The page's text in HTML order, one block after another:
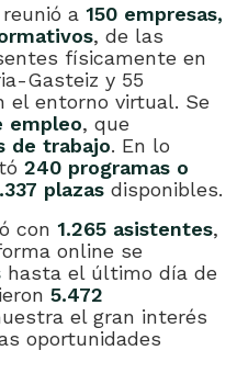
a 150 empresas,
, de las
físicamente en
Gasteiz y 55
el entorno virtual. Se
empleo, que
de trabajo. En lo
240 programas o
plazas disponibles.
con 1.265 asistentes,
online se
hasta el último día de
5.472
el gran interés
oportunidades